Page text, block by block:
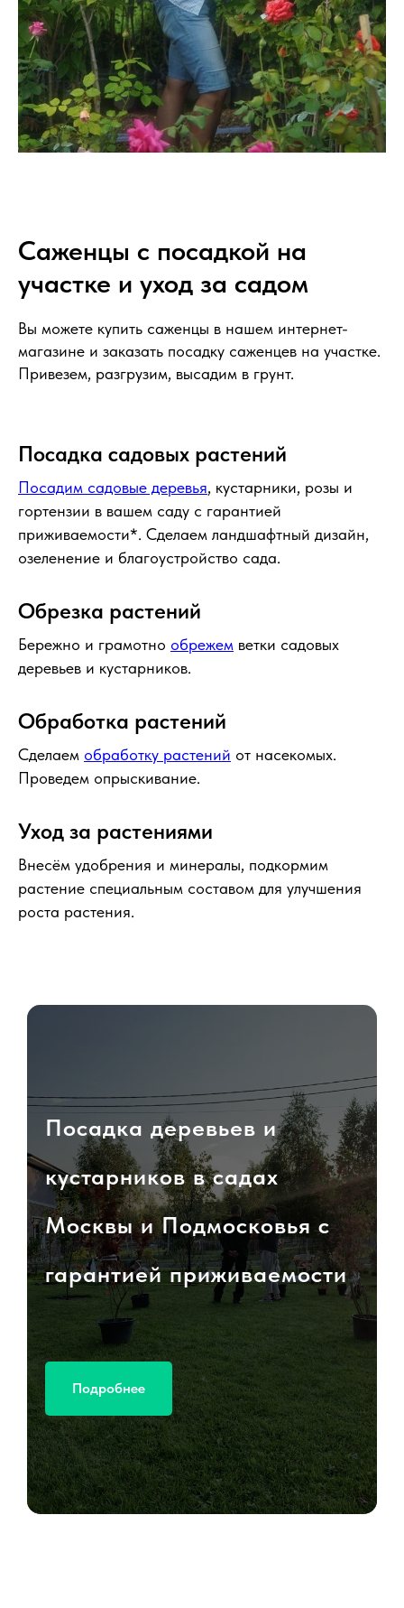
Саженцы с посадкой на
участке и уход за садом
Вы можете купить саженцы в нашем интернет-
магазине и заказать посадку саженцев на участке.
Привезем, разгрузим, высадим в грунт.
Посадка садовых растений
Посадим садовые деревья, кустарники, розы и
гортензии в вашем саду с гарантией
приживаемости*. Сделаем ландшафтный дизайн,
озеленение и благоустройство сада.
Обрезка растений
Бережно и грамотно обрежем ветки садовых
деревьев и кустарников.
Обработка растений
Сделаем обработку растений от насекомых.
Проведем опрыскивание.
Уход за растениями
Внесём удобрения и минералы, подкормим
растение специальным составом для улучшения
роста растения.
Посадка деревьев и
кустарников в садах
Москвы и Подмосковья с
гарантией приживаемости
Подробнее